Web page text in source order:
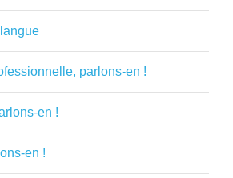
parlons-en !
en !
en !